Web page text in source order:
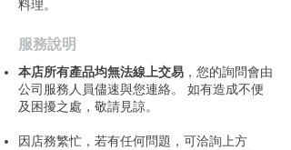
料理。
​服務說明
本店所有產品均無法線上交易 ，您的詢問會由
公司服務人員儘速與您連絡。 如有造成不便
及困擾之處，敬請見諒。
因店務繁忙，若有任何問題，可洽詢上方